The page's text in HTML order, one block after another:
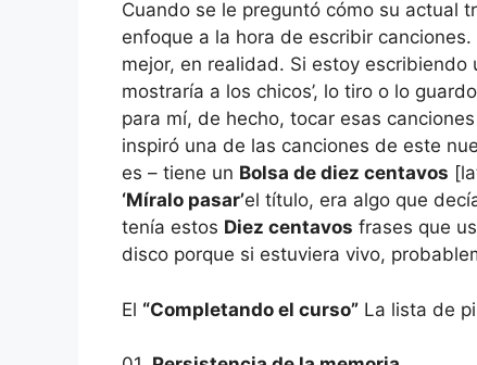
Cuando se le preguntó cómo su actual
enfoque a la hora de escribir canciones.
mejor, en realidad. Si estoy escribiendo
mostraría a los chicos’, lo tiro o lo
para mí, de hecho, tocar esas
inspiró una de las canciones de este
es – tiene un Bolsa de diez centavos
‘Míralo pasar’el título, era algo que
tenía estos Diez centavos frases que
disco porque si estuviera vivo,
El “Completando el curso” La lista de